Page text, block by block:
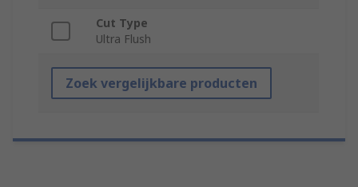
Cut Type
Ultra Flush
Zoek vergelijkbare producten